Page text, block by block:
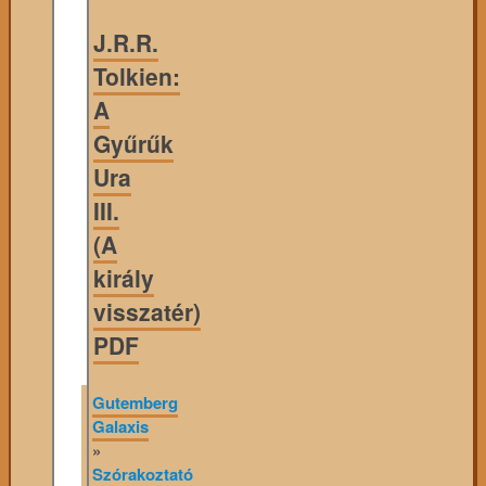
J.R.R.
Tolkien:
A
Gyűrűk
Ura
III.
(A
király
visszatér)
PDF
Gutemberg
Galaxis
»
Szórakoztató